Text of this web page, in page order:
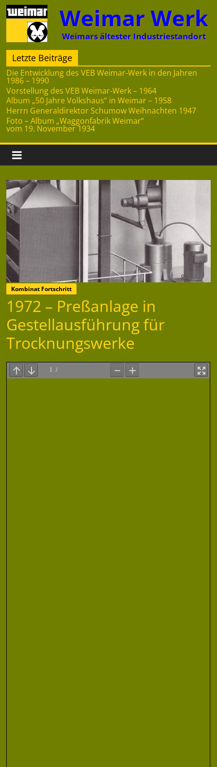
Zum
Inhalt
springen
Weimar Werk
Weimars ältester Industriestandort
Letzte Beiträge
Die Entwicklung des VEB Weimar-Werk in den Jahren
1986 – 1990
Vorstellung des VEB Weimar-Werk – 1964
Album „50 Jahre Volkshaus“ in Weimar – 1958
Herrn Generaldirektor Schumow Weihnachten 1947
Foto – Album „Waggonfabrik Weimar“
vom 19. November 1934
Kombinat Fortschritt
1972 – Preßanlage in
Gestellausführung für
Trocknungswerke